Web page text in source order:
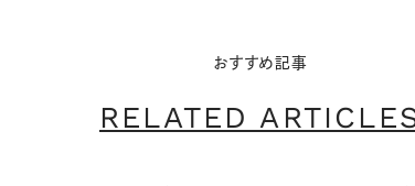
おすすめ記事
RELATED